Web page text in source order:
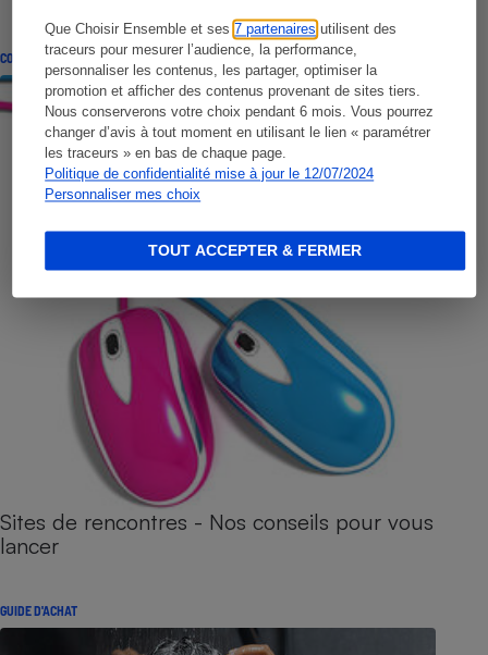
Que Choisir Ensemble et ses7 partenaires utilisent des
traceurs pour mesurer l’audience, la performance,
personnaliser les contenus, les partager, optimiser la
promotion et afficher des contenus provenant de sites tiers.
Nous conserverons votre choix pendant 6 mois. Vous pourrez
changer d’avis à tout moment en utilisant le lien « paramétrer
les traceurs » en bas de chaque page.
Politique de confidentialité mise à jour le 12/07/2024
Personnaliser mes choix
TOUT ACCEPTER & FERMER
CONSEILS
Sites de rencontres - Nos conseils pour vous
lancer
GUIDE D'ACHAT